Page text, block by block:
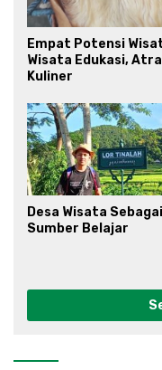
Empat Potensi
Wisata Edukasi,
Kuliner
Desa Wisata Sebagai
Sumber Belajar